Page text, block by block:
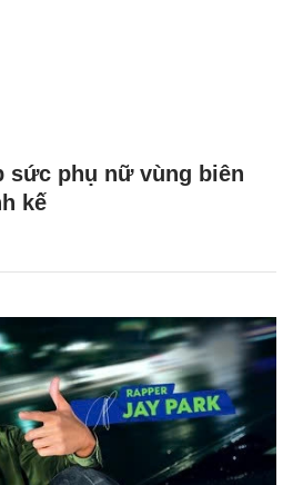
sức phụ nữ vùng biên
kế